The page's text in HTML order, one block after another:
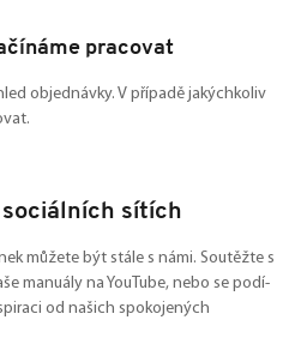
pracovat
objednávky. V případě jakýchkoliv
sítích
můžete být stále s námi. Soutěžte s
manuály na YouTube, nebo se podí-
od našich spokojených